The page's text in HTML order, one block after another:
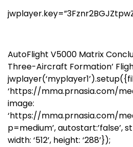
AutoFlight V5000 Matrix
Three-Aircraft Formation’
‘https://mma.prnasia.com/
image:
‘https://mma.prnasia.com/
p=medium’, autostart:’false’,
width: ‘512’, height: ‘288’});